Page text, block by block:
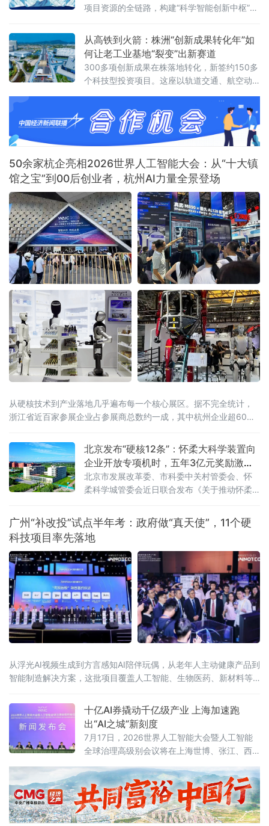
项目资源的全链路，构建“科学智能创新中枢”。
生”平台基础上全面升级。
从高铁到火箭：株洲“创新成果转化年”如
何让老工业基地“裂变”出新赛道
300多项创新成果在株落地转化，新签约150多
个科技型投资项目。这座以轨道交通、航空动
发鲜明。
50余家杭企亮相2026世界人工智能大会：从“十大镇
馆之宝”到00后创业者，杭州AI力量全景登场
从硬核技术到产业落地几乎遍布每一个核心展区。据不完全统计，
浙江省近百家参展企业占参展商总数约一成，其中杭州企业超60
北京发布“硬核12条”：怀柔大科学装置向
企业开放专项机时，五年3亿元奖励激
活“国之重器”
北京市发展改革委、市科委中关村管委会、怀
柔科学城管委会近日联合发布《关于推动怀柔
措施》（以下简称《措施》），从优化组织建
设模式、支持开展重大科研任务、健全开放运
行机制、支持科技成果转化落地等四个方面推
出12条举措。这是怀柔综合性国家科学中心进
入“运行为主”新阶段后，北京首次系统出台针对
重大科技基础设施集群的全链条管理运行政策
广州“补改投”试点半年考：政府做“真天使”，11个硬
科技项目率先落地
从浮光AI视频生成到方言感知AI陪伴玩偶，从老年人主动健康产品到
智能制造解决方案，这批项目覆盖人工智能、生物医药、新材料等
室里一个“
十亿AI券撬动千亿级产业 上海加速跑
出“AI之城”新刻度
7月17日，2026世界人工智能大会暨人工智能
全球治理高级别会议将在上海世博、张江、西
工智能企业动作频频——7月13日，阶跃星辰发
布全球首个大模型原生终端品牌STEPX及
StepAOS；同日，东方算芯首颗软件定义近存
计算3D AI芯片DF1000全球首发。密集的成果